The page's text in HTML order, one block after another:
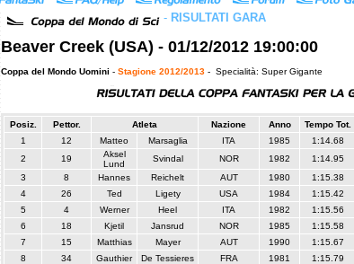
- RISULTATI GARA
Beaver Creek (USA) - 01/12/2012 19:00:00
Coppa del Mondo Uomini - Stagione 2012/2013 - Specialità: Super Gigante
Posiz. Pettor. Atleta Nazione Anno Tempo Tot.
1
12 Matteo Marsaglia ITA 1985 1:14.68
2
19
Aksel
Lund
Svindal NOR 1982 1:14.95
3
8 Hannes Reichelt AUT 1980 1:15.38
4
26 Ted Ligety USA 1984 1:15.42
5
4 Werner Heel ITA 1982 1:15.56
6
18 Kjetil Jansrud NOR 1985 1:15.58
7
15 Matthias Mayer AUT 1990 1:15.67
8
34 Gauthier De Tessieres FRA 1981 1:15.79